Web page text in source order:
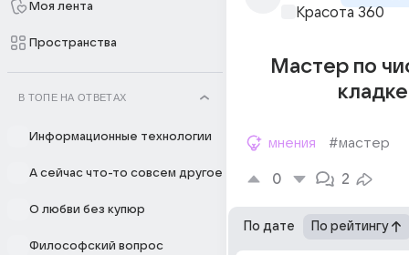
Моя лента
Пространства
В ТОПЕ НА ОТВЕТАХ
Информационные технологии
А сейчас что-то совсем другое
О любви без купюр
Философский вопрос
Красота 360
Мастер по
кладке
мнения #мастер
0 2
По дате По рейтингу